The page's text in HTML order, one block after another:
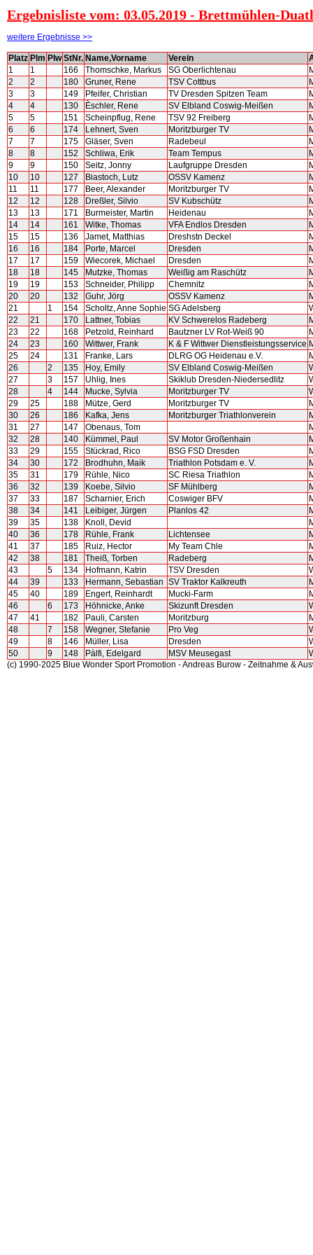
Ergebnisliste vom: 03.05.2019 - Brettmühlen-
weitere Ergebnisse >>
Platz Plm Plw StNr. Name,Vorname Verein
1
1 166 Thomschke, Markus SG Oberlichtenau
2
2 180 Gruner, Rene TSV Cottbus
3
3 149 Pfeifer, Christian TV Dresden Spitzen Team
4
4 130 Èschler, Rene SV Elbland Coswig-Meißen
5
5 151 Scheinpflug, Rene TSV 92 Freiberg
6
6 174 Lehnert, Sven Moritzburger TV
7
7 175 Gläser, Sven Radebeul
8
8 152 Schliwa, Erik Team Tempus
9
9 150 Seitz, Jonny Laufgruppe Dresden
10
10 127 Biastoch, Lutz OSSV Kamenz
11
11 177 Beer, Alexander Moritzburger TV
12
12 128 Dreßler, Silvio SV Kubschütz
13
13 171 Burmeister, Martin Heidenau
14
14 161 Witke, Thomas VFA Endlos Dresden
15
15 136 Jamet, Matthias Dreshstn Deckel
16
16 184 Porte, Marcel Dresden
17
17 159 Wiecorek, Michael Dresden
18
18 145 Mutzke, Thomas Weißig am Raschütz
19
19 153 Schneider, Philipp Chemnitz
20
20 132 Guhr, Jörg OSSV Kamenz
21
1 154 Scholtz, Anne Sophie SG Adelsberg
22
21 170 Lattner, Tobias KV Schwerelos Radeberg
23
22 168 Petzold, Reinhard Bautzner LV Rot-Weiß 90
24
23 160 Wittwer, Frank K & F Wittwer Dienstleistungsservice
25
24 131 Franke, Lars DLRG OG Heidenau e.V.
26
2 135 Hoy, Emily SV Elbland Coswig-Meißen
27
3 157 Uhlig, Ines Skiklub Dresden-Niedersedlitz
28
4 144 Mucke, Sylvia Moritzburger TV
29
25 188 Mütze, Gerd Moritzburger TV
30
26 186 Kafka, Jens Moritzburger Triathlonverein
31
27 147 Obenaus, Tom
32
28 140 Kümmel, Paul SV Motor Großenhain
33
29 155 Stückrad, Rico BSG FSD Dresden
34
30 172 Brodhuhn, Maik Triathlon Potsdam e. V.
35
31 179 Rühle, Nico SC Riesa Triathlon
36
32 139 Koebe, Silvio SF Mühlberg
37
33 187 Scharnier, Erich Coswiger BFV
38
34 141 Leibiger, Jürgen Planlos 42
39
35 138 Knoll, Devid
40
36 178 Rühle, Frank Lichtensee
41
37 185 Ruiz, Hector My Team Chle
42
38 181 Theiß, Torben Radeberg
43
5 134 Hofmann, Katrin TSV Dresden
44
39 133 Hermann, Sebastian SV Traktor Kalkreuth
45
40 189 Engert, Reinhardt Mucki-Farm
46
6 173 Höhnicke, Anke Skizunft Dresden
47
41 182 Pauli, Carsten Moritzburg
48
7 158 Wegner, Stefanie Pro Veg
49
8 146 Müller, Lisa Dresden
50
9 148 Pàlfi, Edelgard MSV Meusegast
(c) 1990-2025 Blue Wonder Sport Promotion - Andreas Burow - Zeitnahme &